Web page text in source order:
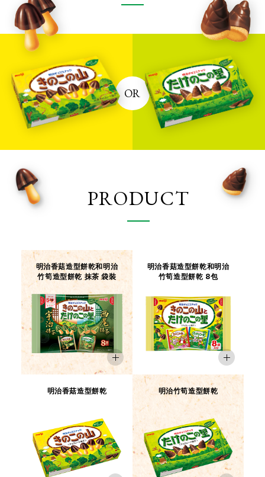
第1屆 香菇竹筍全國大選
香菇竹筍爭議始於1980年左右，並於2001
年，在明治的官方網站舉行了「香菇竹筍
全國大選」。
以CHOCO+MUSHROOMS轉化為
「CHOCOROOMS」的名稱推出
「香菇先生」作為
「明治香菇造型餅乾」的官
方角色登場
OR
PRODUCT
明治香菇造型餅乾和明治
竹筍造型餅乾 抹茶 袋裝
明治香菇造型餅乾和明治
竹筍造型餅乾 8包
明治香菇造型餅乾 明治竹筍造型餅乾
過敏原（特定原料等） 乳成分・大豆
由於產品更新等因素，網站和產品包裝的標示內容可能會有所不同。